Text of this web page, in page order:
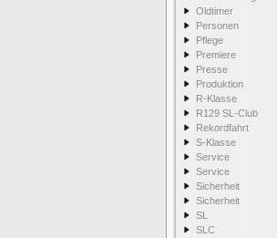
Oldtimer
Personen
Pflege
Premiere
Presse
Produktion
R-Klasse
R129 SL-Club
Rekordfahrt
S-Klasse
Service
Service
Sicherheit
Sicherheit
SL
SLC